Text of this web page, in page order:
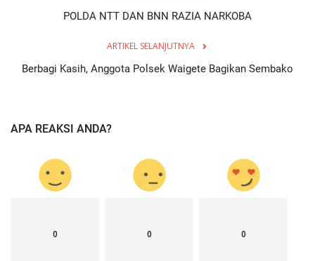
POLDA NTT DAN BNN RAZIA NARKOBA
ARTIKEL SELANJUTNYA
Berbagi Kasih, Anggota Polsek Waigete Bagikan Sembako
APA REAKSI ANDA?
0 0 0